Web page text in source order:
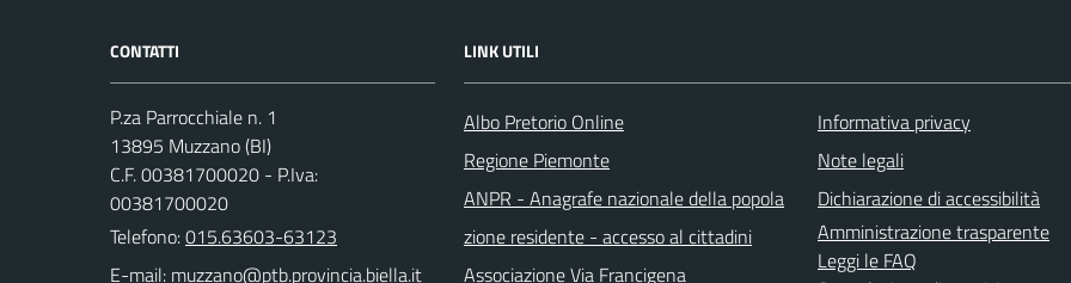
CONTATTI
P.za Parrocchiale n. 1
13895 Muzzano (BI)
C.F. 00381700020 - P.Iva:
00381700020
Telefono:015.63603-63123
E-mail:
LINK UTILI
Albo Pretorio Online
Regione Piemonte
ANPR - Anagrafe nazionale della popola
zione residente - accesso al cittadini
Associazione Via Francigena
Informativa privacy
Note legali
Dichiarazione di accessibilità
Amministrazione trasparente
Leggi le FAQ